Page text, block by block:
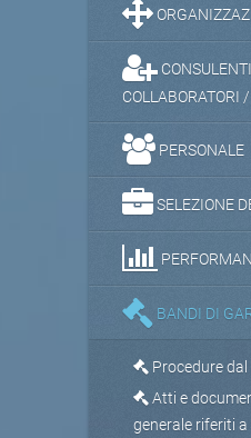
COLLABORATORI
PERSONALE
SELEZIONE
BANDI DI
Procedure
Atti e
generale riferiti